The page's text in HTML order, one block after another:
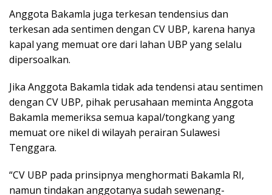
Anggota Bakamla juga terkesan tendensius dan
terkesan ada sentimen dengan CV UBP, karena hanya
kapal yang memuat ore dari lahan UBP yang selalu
dipersoalkan.
Jika Anggota Bakamla tidak ada tendensi atau sentimen
dengan CV UBP, pihak perusahaan meminta Anggota
Bakamla memeriksa semua kapal/tongkang yang
memuat ore nikel di wilayah perairan Sulawesi
Tenggara.
“CV UBP pada prinsipnya menghormati Bakamla RI,
namun tindakan anggotanya sudah sewenang-